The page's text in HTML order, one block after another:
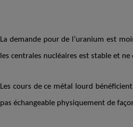
La demande pour de l’uranium est
les centrales nucléaires est stable et
Les cours de ce métal lourd
pas échangeable physiquement de